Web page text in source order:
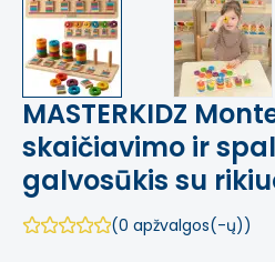
MASTERKIDZ
skaičiavimo ir
galvosūkis su
(0 apžvalgos(-ų))